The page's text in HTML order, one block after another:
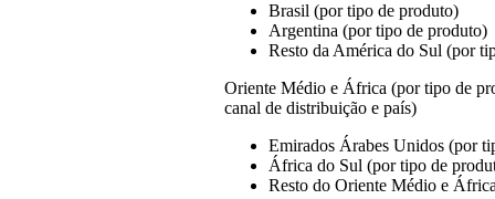
Brasil (por tipo de produto)
Argentina (por tipo de produto)
Resto da América do Sul (por
Oriente Médio e África (por tipo de
canal de distribuição e país)
Emirados Árabes Unidos (por
África do Sul (por tipo de
Resto do Oriente Médio e